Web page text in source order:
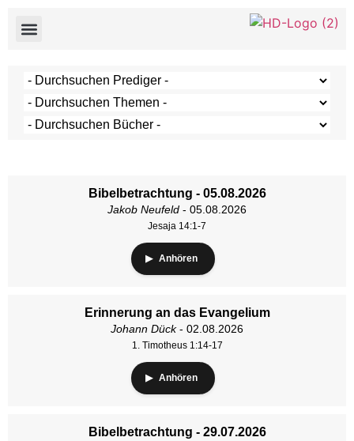
Bibelbetrachtung - 05.08.2026
Jakob Neufeld - 05.08.2026
Jesaja 14:1-7
Anhören
Erinnerung an das Evangelium
Johann Dück- 02.08.2026
1. Timotheus 1:14-17
Anhören
Bibelbetrachtung - 29.07.2026